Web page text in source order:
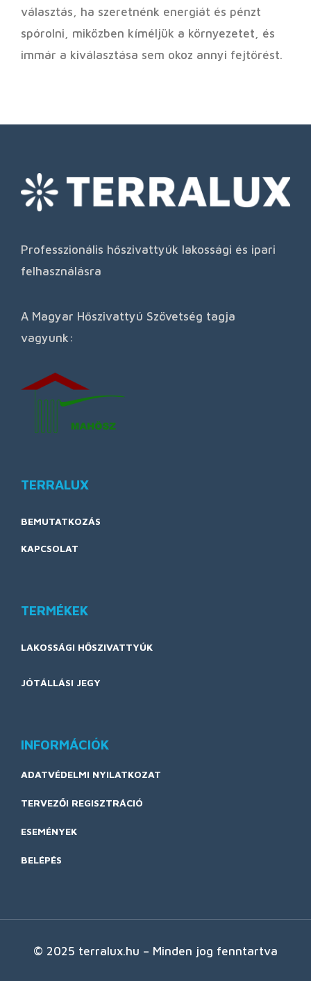
választás, ha szeretnénk energiát és pénzt
spórolni, miközben kíméljük a környezetet, és
immár a kiválasztása sem okoz annyi fejtörést.
Professzionális hőszivattyúk lakossági és ipari
felhasználásra
A Magyar Hőszivattyú Szövetség tagja
vagyunk:
TERRALUX
BEMUTATKOZÁS
KAPCSOLAT
TERMÉKEK
LAKOSSÁGI HŐSZIVATTYÚK
JÓTÁLLÁSI JEGY
INFORMÁCIÓK
ADATVÉDELMI NYILATKOZAT
TERVEZŐI REGISZTRÁCIÓ
ESEMÉNYEK
BELÉPÉS
© 2025 terralux.hu – Minden jog fenntartva